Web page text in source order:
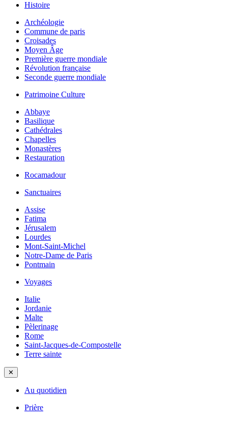
Histoire
Archéologie
Commune de paris
Croisades
Moyen Âge
Première guerre mondiale
Révolution française
Seconde guerre mondiale
Patrimoine Culture
Abbaye
Basilique
Cathédrales
Chapelles
Monastères
Restauration
Rocamadour
Sanctuaires
Assise
Fatima
Jérusalem
Lourdes
Mont-Saint-Michel
Notre-Dame de Paris
Pontmain
Voyages
Italie
Jordanie
Malte
Pèlerinage
Rome
Saint-Jacques-de-Compostelle
Terre sainte
✕
Au quotidien
Prière